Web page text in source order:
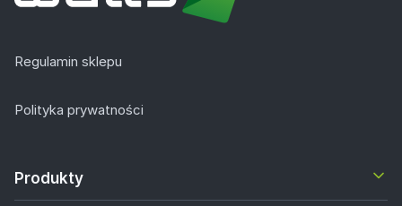
Regulamin sklepu
Polityka prywatności
Produkty